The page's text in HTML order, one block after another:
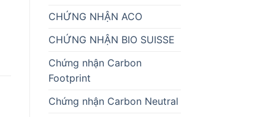
CHỨNG NHẬN ACO
CHỨNG NHẬN BIO SUISSE
Chứng nhận Carbon
Footprint
Chứng nhận Carbon Neutral